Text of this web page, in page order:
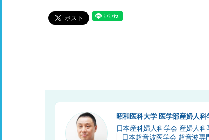
昭和医科大学 医学部産婦人
日本産科婦人科学会 産婦人科
日本超音波医学会 超音波専